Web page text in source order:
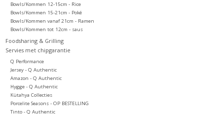
Bowls/Kommen 12-15cm - Rice
Bowls/Kommen 15-21cm - Poké
Bowls/Kommen vanaf 21cm - Ramen
Bowls/Kommen tot 12cm - saus
Foodsharing & Grilling
Servies met chipgarantie
Q Performance
Jersey - Q Authentic
Amazon - Q Authentic
Hygge - Q Authentic
Kütahya Collecties
Porcelite Seasons - OP BESTELLING
Tinto - Q Authentic